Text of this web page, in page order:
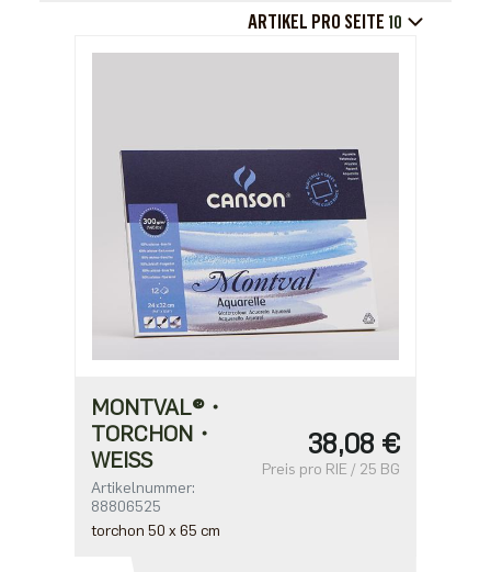
ARTIKEL PRO SEITE 10
MONTVAL®・
TORCHON・
WEISS
Artikelnummer:
88806525
torchon 50 x 65 cm
38,08 €
Preis pro RIE / 25 BG